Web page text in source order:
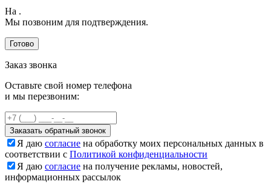
На .
Мы позвоним для подтверждения.
Готово
Заказ звонка
Оставьте свой номер телефона
и мы перезвоним:
Заказать обратный звонок
Я даю согласие на обработку моих персональных данных в
соответствии с Политикой конфиденциальности
Я даю согласие на получение рекламы, новостей,
информационных рассылок